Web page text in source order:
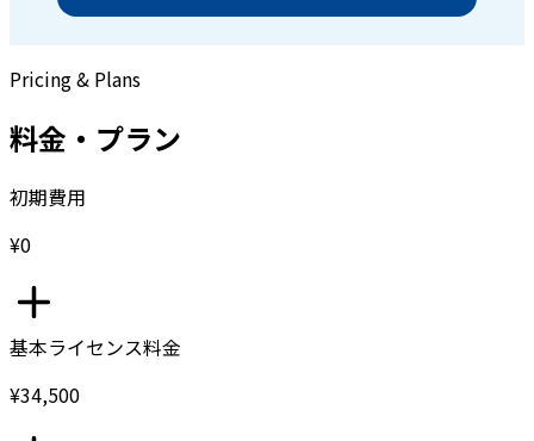
Pricing & Plans
料金・プラン
初期費用
¥0
基本ライセンス料金
¥34,500